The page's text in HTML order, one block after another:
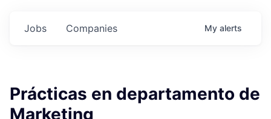
Jobs Companies My alerts
Prácticas en departamento de
Marketing